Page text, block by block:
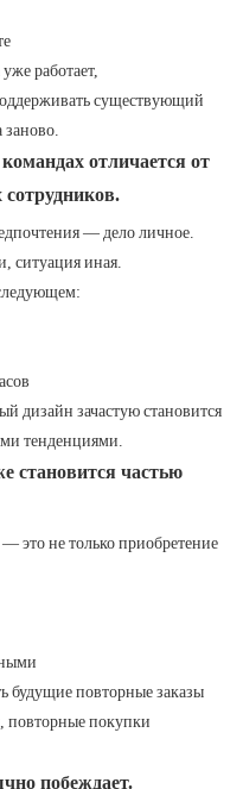
работает,
существующий
заново.
отличается от
— дело личное.
ситуация иная.
дизайн зачастую становится
тенденциями.
становится частью
это не только приобретение
будущие повторные заказы
повторные покупки
побеждает.